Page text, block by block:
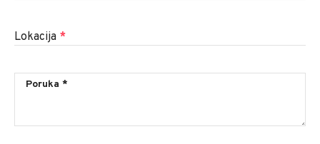
Lokacija *